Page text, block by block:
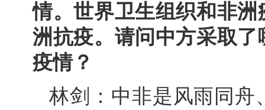
情。世界卫生组织和非
洲抗疫。请问中方采取
疫情？
林剑：中非是风雨同舟